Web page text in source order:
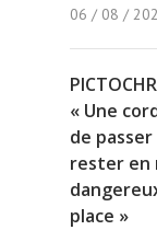
06 / 08 /
« Une
de
rester en
place »